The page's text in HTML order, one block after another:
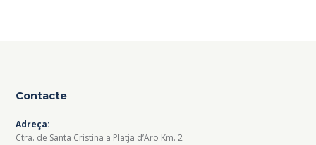
Contacte
Adreça:
Ctra. de Santa Cristina a Platja d’Aro Km. 2